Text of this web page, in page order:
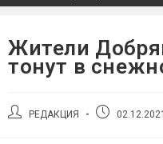
Жители
тонут в
АвторРЕДАКЦИЯ
Запись02.12.2021